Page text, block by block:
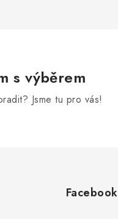
s výběrem
Jsme tu pro vás!
Facebook